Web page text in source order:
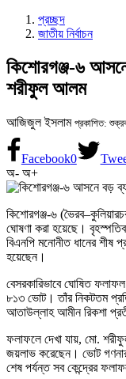
প্রচ্ছদ
জাতীয় নির্বাচন
কিশোরগঞ্জ-৬ আসনে
শরীফুল আলম
আজিজুল ইসলাম প্রকাশিত:
Facebook0
অ- অ+
কিশোরগঞ্জ-৬
ঘোষণা করা হয়েছে।
বিএনপি মনোনীত ধানের শীষ
হয়েছেন।
বেসরকারিভাবে ঘোষিত
৮১৩ ভোট। তাঁর নিকটতম
আতাউল্লাহ আমীন রিকশা
ফলাফলে দেখা যায়, মো.
জয়লাভ করেছেন। ভোট
শেষ পর্যন্ত সব কেন্দ্রের